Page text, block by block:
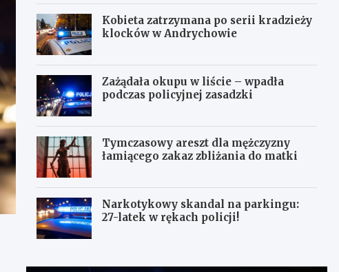
Kobieta zatrzymana po serii kradzieży
klocków w Andrychowie
Zażądała okupu w liście – wpadła
podczas policyjnej zasadzki
Tymczasowy areszt dla mężczyzny
łamiącego zakaz zbliżania do matki
Narkotykowy skandal na parkingu:
27-latek w rękach policji!